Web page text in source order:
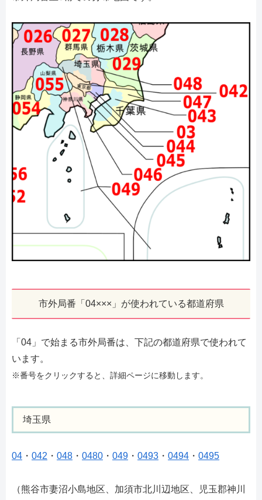
市外局番「04×××」が使われている都道府県
「04」で始まる市外局番は、下記の都道府県で使われて
います。
※番号をクリックすると、詳細ページに移動します。
埼玉県
04 ・ 042 ・ 048 ・ 0480 ・ 049 ・ 0493 ・ 0494 ・ 0495
（熊谷市妻沼小島地区、加須市北川辺地区、児玉郡神川